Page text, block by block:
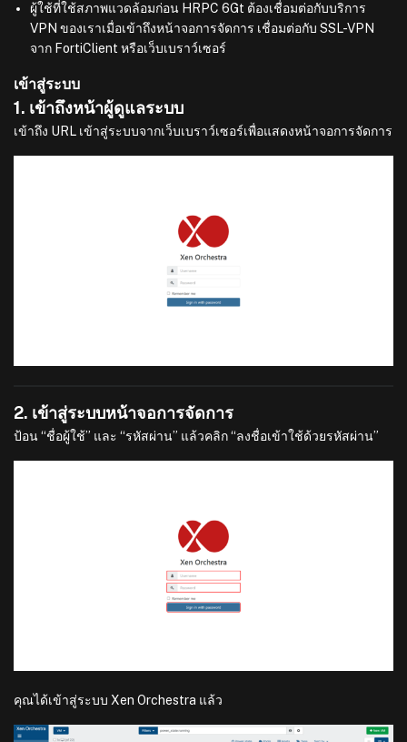
ผู้ใช้ที่ใช้สภาพแวดล้อมก่อน HRPC 6Gt ต้องเชื่อมต่อกับบริการ
VPN ของเราเมื่อเข้าถึงหน้าจอการจัดการ เชื่อมต่อกับ SSL-VPN
จาก FortiClient หรือเว็บเบราว์เซอร์
เข้าสู่ระบบ
1. เข้าถึงหน้าผู้ดูแลระบบ
เข้าถึง URL เข้าสู่ระบบจากเว็บเบราว์เซอร์เพื่อแสดงหน้าจอการจัดการ
2. เข้าสู่ระบบหน้าจอการจัดการ
ป้อน “ชื่อผู้ใช้” และ “รหัสผ่าน” แล้วคลิก “ลงชื่อเข้าใช้ด้วยรหัสผ่าน”
คุณได้เข้าสู่ระบบ Xen Orchestra แล้ว